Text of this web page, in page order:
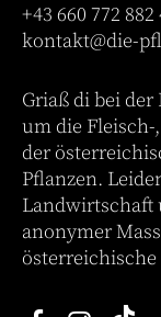
+43 660 772 882
kontakt@die-
Griaß di bei
um die
der
Pflanzen.
Landwirtschaft
anonymer